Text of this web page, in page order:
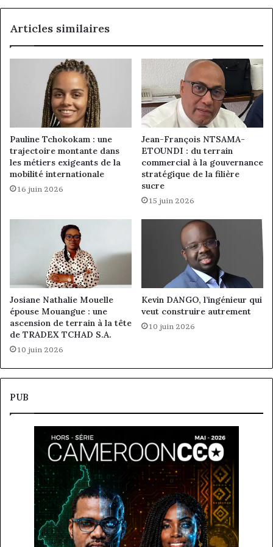
Articles similaires
Pauline Tchokokam : une
trajectoire montante dans
les métiers exigeants de la
mobilité internationale
16 juin 2026
Jean-François NTSAMA-
ETOUNDI : du terrain
commercial à la gouvernance
stratégique de la filière
sucre
15 juin 2026
Josiane Nathalie Mouelle
épouse Mouangue : une
ascension de terrain à la tête
de TRADEX TCHAD S.A.
10 juin 2026
Kevin DANGO, l’ingénieur qui
veut construire autrement
10 juin 2026
PUB